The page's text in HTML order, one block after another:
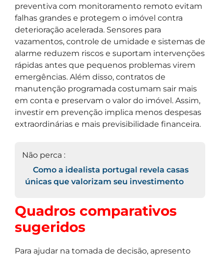
preventiva com monitoramento remoto evitam
falhas grandes e protegem o imóvel contra
deterioração acelerada. Sensores para
vazamentos, controle de umidade e sistemas de
alarme reduzem riscos e suportam intervenções
rápidas antes que pequenos problemas virem
emergências. Além disso, contratos de
manutenção programada costumam sair mais
em conta e preservam o valor do imóvel. Assim,
investir em prevenção implica menos despesas
extraordinárias e mais previsibilidade financeira.
Não perca :
Como a idealista portugal revela casas
únicas que valorizam seu investimento
Quadros comparativos
sugeridos
Para ajudar na tomada de decisão, apresento